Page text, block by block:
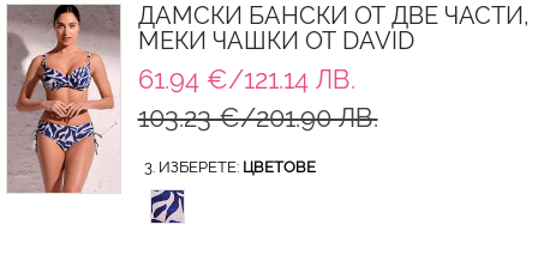
ДАМСКИ БАНСКИ ОТ ДВЕ ЧАСТИ,
МЕКИ ЧАШКИ ОТ DAVID
61.94 €/121.14 ЛВ.
103.23 €/201.90 ЛВ.
3. ИЗБЕРЕТЕ: ЦВЕТОВЕ